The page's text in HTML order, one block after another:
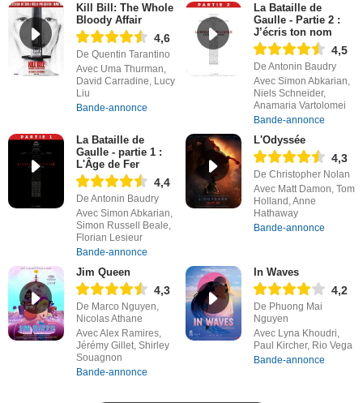
Kill Bill: The Whole
Bloody Affair
4,6
De Quentin Tarantino
Avec Uma Thurman,
David Carradine, Lucy
Liu
Bande-annonce
La Bataille de
Gaulle - Partie 2 :
J’écris ton nom
4,5
De Antonin Baudry
Avec Simon Abkarian,
Niels Schneider,
Anamaria Vartolomei
Bande-annonce
La Bataille de
Gaulle - partie 1 :
L'Âge de Fer
4,4
De Antonin Baudry
Avec Simon Abkarian,
Simon Russell Beale,
Florian Lesieur
Bande-annonce
L'Odyssée
4,3
De Christopher Nolan
Avec Matt Damon, Tom
Holland, Anne
Hathaway
Bande-annonce
Jim Queen
4,3
De Marco Nguyen,
Nicolas Athane
Avec Alex Ramires,
Jérémy Gillet, Shirley
Souagnon
Bande-annonce
In Waves
4,2
De Phuong Mai
Nguyen
Avec Lyna Khoudri,
Paul Kircher, Rio Vega
Bande-annonce